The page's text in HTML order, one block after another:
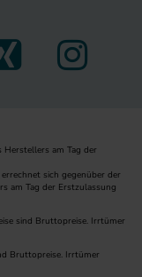
Herstellers am Tag der
sich gegenüber der
am Tag der Erstzulassung
sind Bruttopreise. Irrtümer
Bruttopreise. Irrtümer